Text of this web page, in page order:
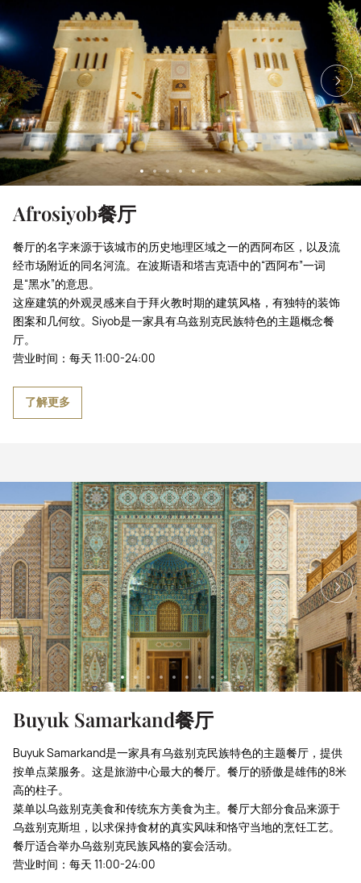
Afrosiyob餐厅
餐厅的名字来源于该城市的历史地理区域之一的西阿布区，以及流
经市场附近的同名河流。在波斯语和塔吉克语中的“西阿布”一词
是“黑水”的意思。
这座建筑的外观灵感来自于拜火教时期的建筑风格，有独特的装饰
图案和几何纹。Siyob是一家具有乌兹别克民族特色的主题概念餐
厅。
营业时间：每天 11:00-24:00
了解更多
Buyuk Samarkand餐厅
Buyuk Samarkand是一家具有乌兹别克民族特色的主题餐厅，提供
按单点菜服务。这是旅游中心最大的餐厅。餐厅的骄傲是雄伟的8米
高的柱子。
菜单以乌兹别克美食和传统东方美食为主。餐厅大部分食品来源于
乌兹别克斯坦，以求保持食材的真实风味和恪守当地的烹饪工艺。
餐厅适合举办乌兹别克民族风格的宴会活动。
营业时间：每天 11:00-24:00